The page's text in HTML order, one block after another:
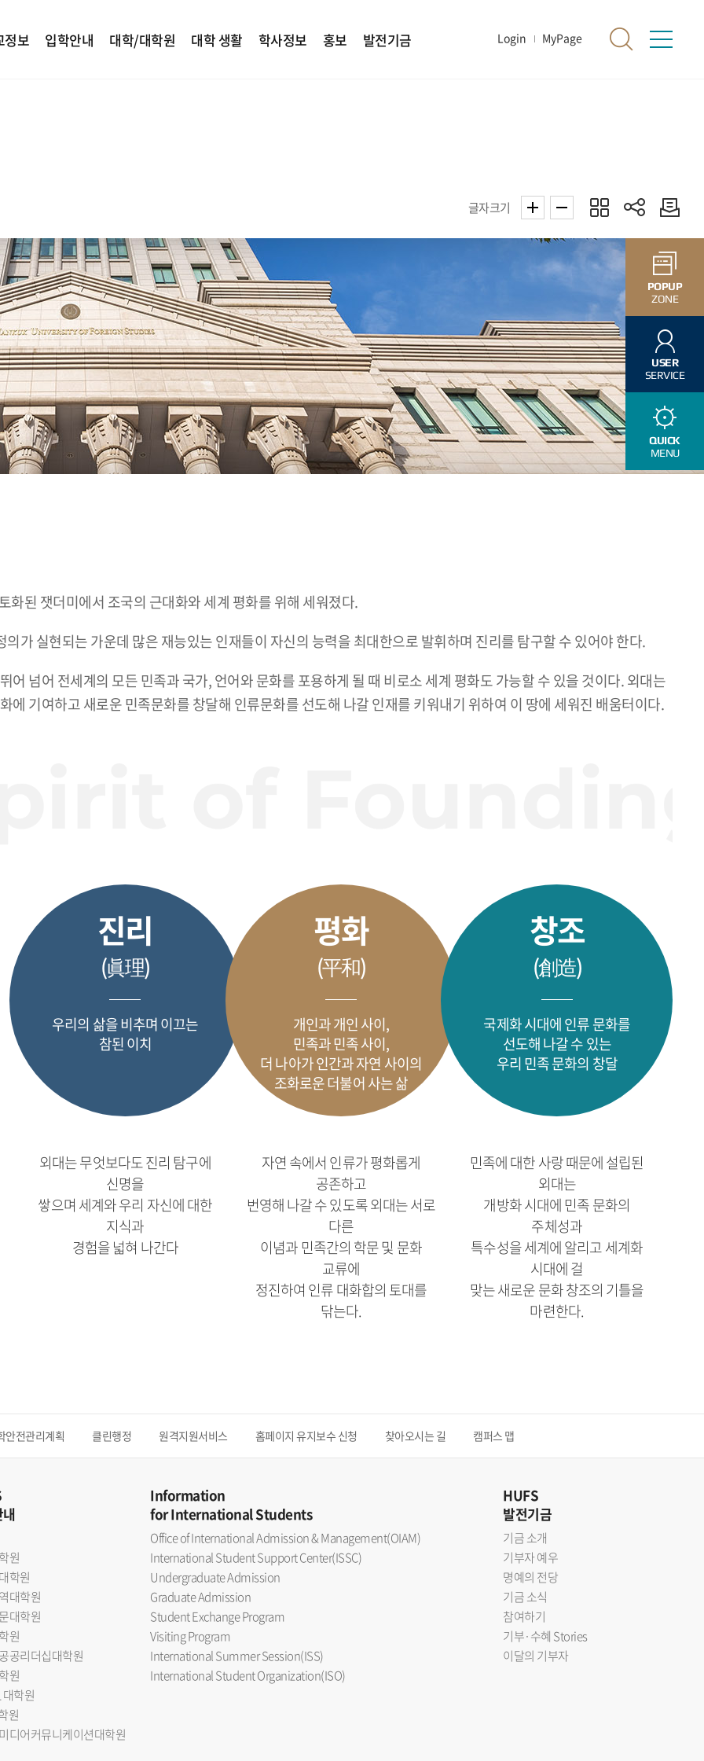
정보 입학안내 대학/대학원 대학 생활 학사정보 홍보 발전기금 Login MyPage
POPUP
ZONE
USER
SERVICE
QUICK
MENU
글자크기
된 잿더미에서 조국의 근대화와 세계 평화를 위해 세워졌다.
가 실현되는 가운데 많은 재능있는 인재들이 자신의 능력을 최대한으로 발휘하며 진리를 탐구할 수 있어야 한다.
어 넘어 전세계의 모든 민족과 국가, 언어와 문화를 포용하게 될 때 비로소 세계 평화도 가능할 수 있을 것이다. 외대는
에 기여하고 새로운 민족문화를 창달해 인류문화를 선도해 나갈 인재를 키워내기 위하여 이 땅에 세워진 배움터이다.
진리
(眞理)
우리의 삶을 비추며 이끄는
참된 이치
외대는 무엇보다도 진리 탐구에
신명을
쌓으며 세계와 우리 자신에 대한
지식과
경험을 넓혀 나간다
평화
(平和)
개인과 개인 사이,
민족과 민족 사이,
더 나아가 인간과 자연 사이의
조화로운 더불어 사는 삶
자연 속에서 인류가 평화롭게
공존하고
번영해 나갈 수 있도록 외대는 서로
다른
이념과 민족간의 학문 및 문화
교류에
정진하여 인류 대화합의 토대를
닦는다.
창조
(創造)
국제화 시대에 인류 문화를
선도해 나갈 수 있는
우리 민족 문화의 창달
민족에 대한 사랑 때문에 설립된
외대는
개방화 시대에 민족 문화의
주체성과
특수성을 세계에 알리고 세계화
시대에 걸
맞는 새로운 문화 창조의 기틀을
마련한다.
안전관리계획 클린행정 원격지원서비스 홈페이지 유지보수 신청 찾아오시는 길 캠퍼스 맵
원
학원
대학원
대학원
원
공리더십대학원
원
학원
원
디어커뮤니케이션대학원
Information
for International Students
Office of International Admission & Management(OIAM)
International Student Support Center(ISSC)
Undergraduate Admission
Graduate Admission
Student Exchange Program
Visiting Program
International Summer Session(ISS)
International Student Organization(ISO)
HUFS
발전기금
기금 소개
기부자 예우
명예의 전당
기금 소식
참여하기
기부·수혜 Stories
이달의 기부자